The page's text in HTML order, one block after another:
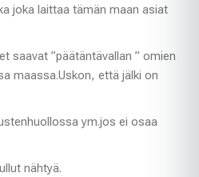
joka laittaa tämän maan asiat
saavat ”päätäntävallan ” omien
maassa.Uskon, että jälki on
ym.jos ei osaa
nähtyä.